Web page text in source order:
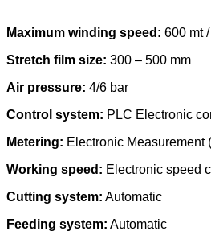
Maximum winding speed: 600 mt
Stretch film size: 300 – 500 mm
Air pressure: 4/6 bar
Control system: PLC Electronic
Metering: Electronic Measurement
Working speed: Electronic speed
Cutting system: Automatic
Feeding system: Automatic